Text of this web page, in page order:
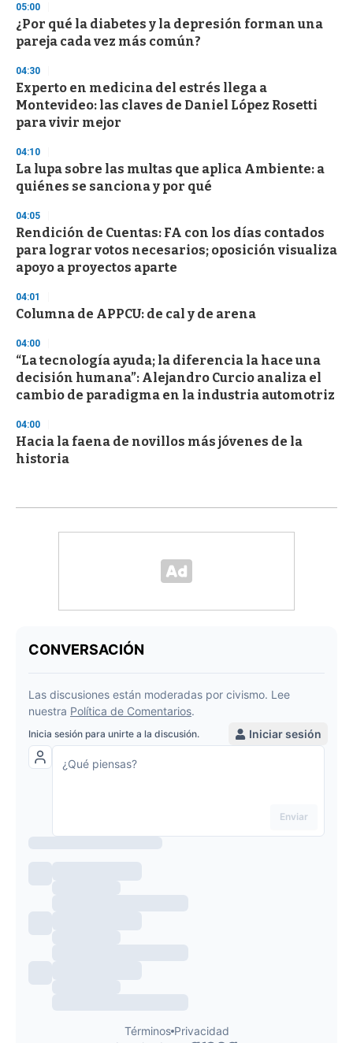
3
s
e
c
n
d
s
05:00
¿Por qué la diabetes y la depresión forman una
pareja cada vez más común?
04:30
Experto en medicina del estrés llega a
Montevideo: las claves de Daniel López Rosetti
para vivir mejor
04:10
La lupa sobre las multas que aplica Ambiente: a
quiénes se sanciona y por qué
04:05
Rendición de Cuentas: FA con los días contados
para lograr votos necesarios; oposición visualiza
apoyo a proyectos aparte
04:01
Columna de APPCU: de cal y de arena
04:00
“La tecnología ayuda; la diferencia la hace una
decisión humana”: Alejandro Curcio analiza el
cambio de paradigma en la industria automotriz
04:00
Hacia la faena de novillos más jóvenes de la
historia